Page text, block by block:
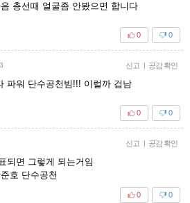
총선때 얼굴좀 안봤으면 합니다
0
0
신고 | 공감 확인
파워 단수공천빔!!! 이럴까 겁남
0
0
신고 | 공감 확인
되면 그렇게 되는거임
호 단수공천
0
0